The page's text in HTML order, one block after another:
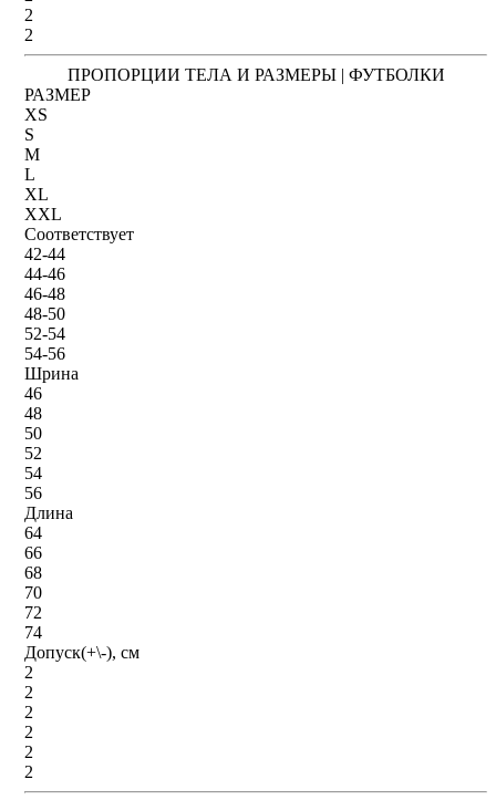
2
2
ПРОПОРЦИИ ТЕЛА И РАЗМЕРЫ | ФУТБОЛКИ
РАЗМЕР
XS
S
M
L
XL
XXL
Соответствует
42-44
44-46
46-48
48-50
52-54
54-56
Шрина
46
48
50
52
54
56
Длина
64
66
68
70
72
74
Допуск(+\-), см
2
2
2
2
2
2